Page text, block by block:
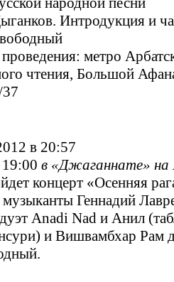
Интродукция и
метро
чтения, Большой
в 20:57
в «Джаганнате» на
концерт «Осенняя
Геннадий
Anadi Nad и Анил
и Вишвамбхар Рам